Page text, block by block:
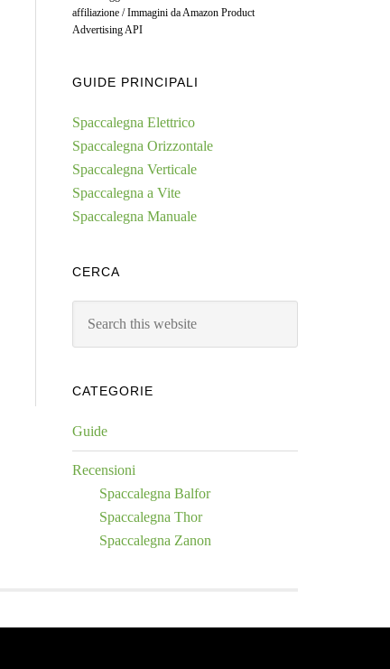
affiliazione / Immagini da Amazon Product
Advertising API
GUIDE PRINCIPALI
Spaccalegna Elettrico
Spaccalegna Orizzontale
Spaccalegna Verticale
Spaccalegna a Vite
Spaccalegna Manuale
CERCA
CATEGORIE
Guide
Recensioni
Spaccalegna Balfor
Spaccalegna Thor
Spaccalegna Zanon